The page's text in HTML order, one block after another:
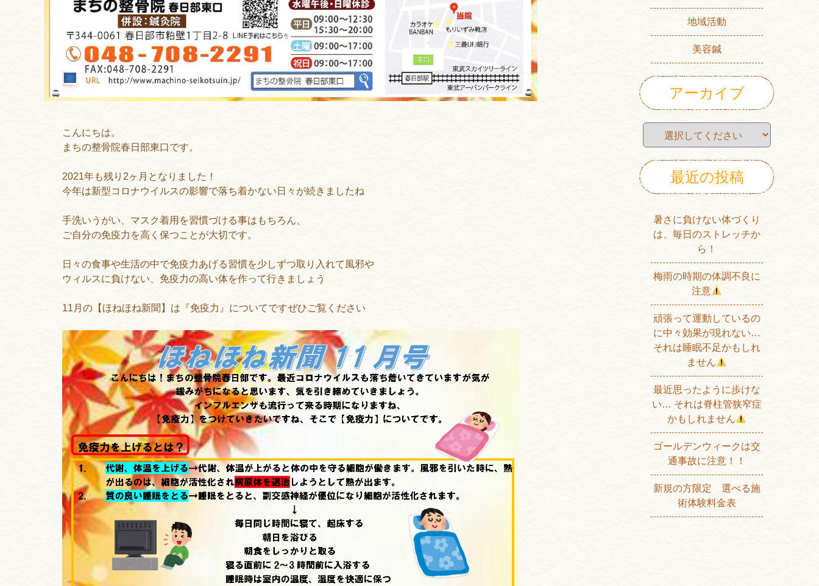
こんにちは。
まちの整骨院春日部東口です。
2021年も残り2ヶ月となりました！
今年は新型コロナウイルスの影響で落ち着かない日々が続きましたね
手洗いうがい、マスク着用を習慣づける事はもちろん、
ご自分の免疫力を高く保つことが大切です。
日々の食事や生活の中で免疫力あげる習慣を少しずつ取り入れて風邪や
ウィルスに負けない、免疫力の高い体を作って行きましょう
11月の【ほねほね新聞】は『免疫力』についてですぜひご覧ください
地域活動
美容鍼
アーカイブ
最近の投稿
暑さに負けない体づくり
は、毎日のストレッチか
ら！
梅雨の時期の体調不良に
注意
頑張って運動しているの
に中々効果が現れない…
それは睡眠不足かもしれ
ません
最近思ったように歩けな
い… それは脊柱管狭窄症
かもしれません
ゴールデンウィークは交
通事故に注意！！
新規の方限定 選べる施
術体験料金表